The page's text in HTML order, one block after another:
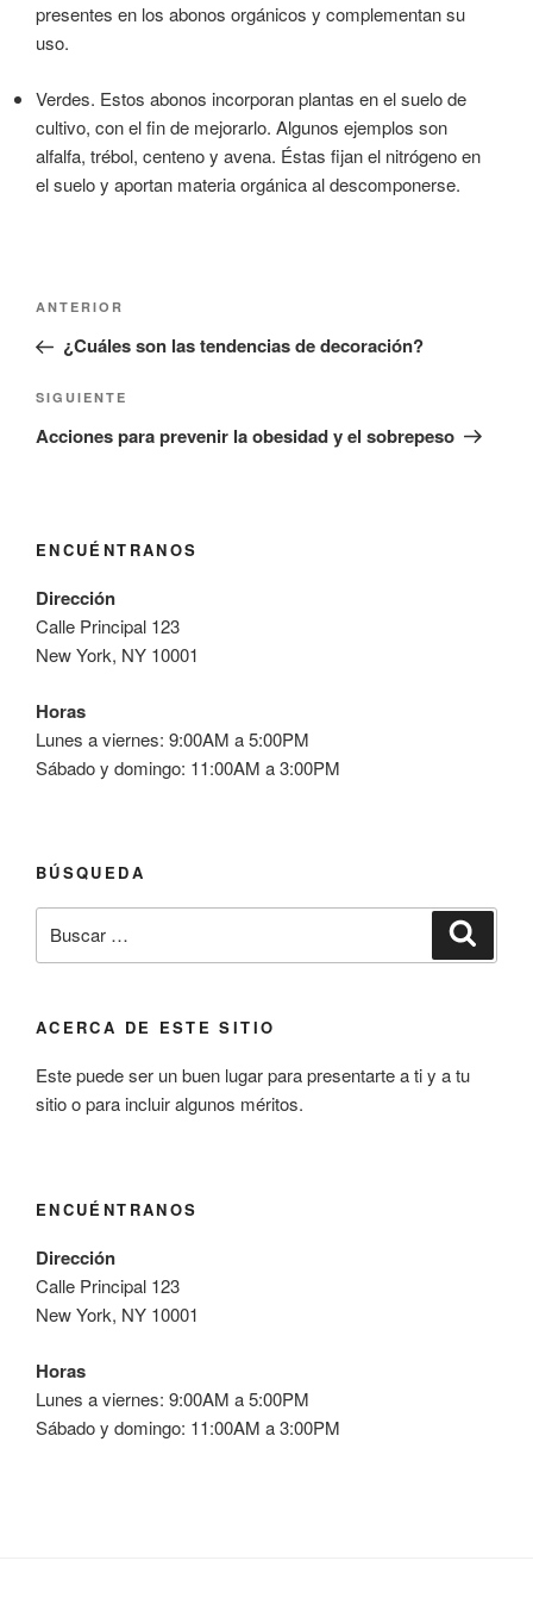
presentes en los abonos orgánicos y complementan su
uso.
Verdes. Estos abonos incorporan plantas en el suelo de
cultivo, con el fin de mejorarlo. Algunos ejemplos son
alfalfa, trébol, centeno y avena. Éstas fijan el nitrógeno en
el suelo y aportan materia orgánica al descomponerse.
Navegación
entradas
Entrada
anterior:
ANTERIOR
¿Cuáles son las tendencias de decoración?
Siguiente
entrada
SIGUIENTE
Acciones para prevenir la obesidad y el sobrepeso
ENCUÉNTRANOS
Dirección
Calle Principal 123
New York, NY 10001
Horas
Lunes a viernes: 9:00AM a 5:00PM
Sábado y domingo: 11:00AM a 3:00PM
BÚSQUEDA
por:
ACERCA DE ESTE SITIO
Este puede ser un buen lugar para presentarte a ti y a tu
sitio o para incluir algunos méritos.
ENCUÉNTRANOS
Dirección
Calle Principal 123
New York, NY 10001
Horas
Lunes a viernes: 9:00AM a 5:00PM
Sábado y domingo: 11:00AM a 3:00PM